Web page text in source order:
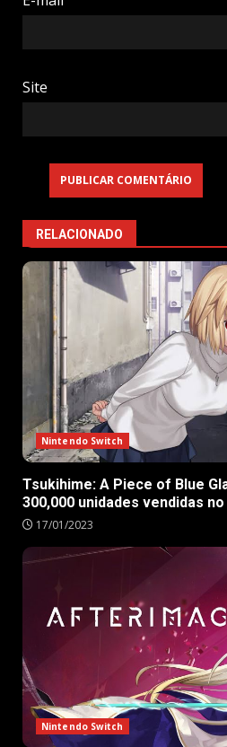
Site
RELACIONADO
Nintendo Switch
Tsukihime: A Piece of Blue
300,000 unidades vendidas
17/01/2023
Nintendo Switch